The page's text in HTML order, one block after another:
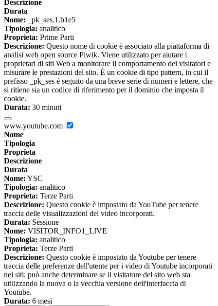
Descrizione
Durata
Nome: _pk_ses.1.b1e5
Tipologia: analitico
Proprieta: Prime Parti
Descrizione: Questo nome di cookie è associato alla piattaforma di
analisi web open source Piwik. Viene utilizzato per aiutare i
proprietari di siti Web a monitorare il comportamento dei visitatori e
misurare le prestazioni del sito. È un cookie di tipo pattern, in cui il
prefisso _pk_ses è seguito da una breve serie di numeri e lettere, che
si ritiene sia un codice di riferimento per il dominio che imposta il
cookie.
Durata: 30 minuti
www.youtube.com
Nome
Tipologia
Proprieta
Descrizione
Durata
Nome: YSC
Tipologia: analitico
Proprieta: Terze Parti
Descrizione: Questo cookie è impostato da YouTube per tenere
traccia delle visualizzazioni dei video incorporati.
Durata: Sessione
Nome: VISITOR_INFO1_LIVE
Tipologia: analitico
Proprieta: Terze Parti
Descrizione: Questo cookie è impostato da Youtube per tenere
traccia delle preferenze dell'utente per i video di Youtube incorporati
nei siti; può anche determinare se il visitatore del sito web sta
utilizzando la nuova o la vecchia versione dell'interfaccia di
Youtube.
Durata: 6 mesi